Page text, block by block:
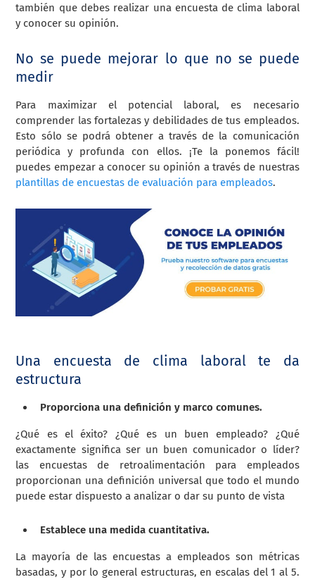
también que debes realizar una encuesta de clima laboral
y conocer su opinión.
No se puede mejorar lo que no se puede
medir
Para maximizar el potencial laboral, es necesario
comprender las fortalezas y debilidades de tus empleados.
Esto sólo se podrá obtener a través de la comunicación
periódica y profunda con ellos. ¡Te la ponemos fácil!
puedes empezar a conocer su opinión a través de nuestras
plantillas de encuestas de evaluación para empleados.
Una encuesta de clima laboral te da
estructura
Proporciona una definición y marco comunes.
¿Qué es el éxito? ¿Qué es un buen empleado? ¿Qué
exactamente significa ser un buen comunicador o líder?
las encuestas de retroalimentación para empleados
proporcionan una definición universal que todo el mundo
puede estar dispuesto a analizar o dar su punto de vista
Establece una medida cuantitativa.
La mayoría de las encuestas a empleados son métricas
basadas, y por lo general estructuras, en escalas del 1 al 5.